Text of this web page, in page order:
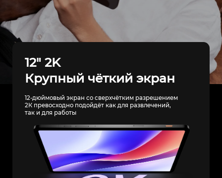
12" 2K
Крупный чёткий экран
12-дюймовый экран со сверхчётким разрешением
2К превосходно подойдёт как для развлечений,
так и для работы